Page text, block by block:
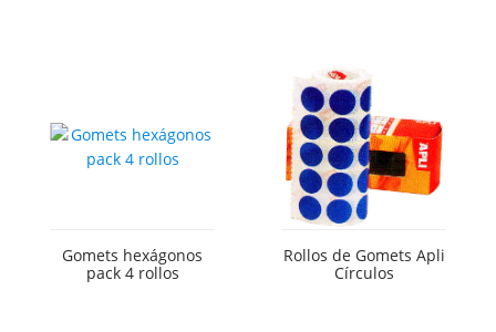
Gomets hexágonos
pack 4 rollos
Rollos de Gomets Apli
Círculos